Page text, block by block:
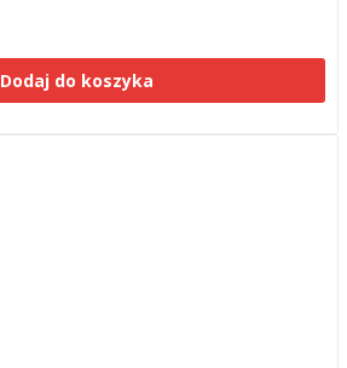
Dodaj do koszyka